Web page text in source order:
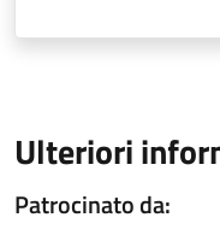
Ulteriori
Patrocinato da: